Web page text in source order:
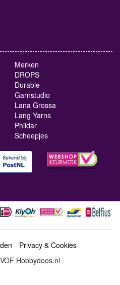
Merken
DROPS
Durable
Garnstudio
Lana Grossa
Lang Yarns
Phildar
Scheepjes
Privacy & Cookies
Hobbydoos.nl